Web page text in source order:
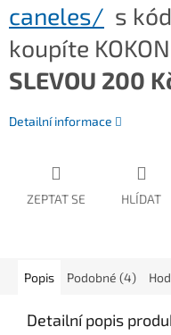
caneles/ s
koupíte
SLEVOU 200
Detailní informace
ZEPTAT SE HLÍDAT
Popis Podobné (4)
Detailní popis